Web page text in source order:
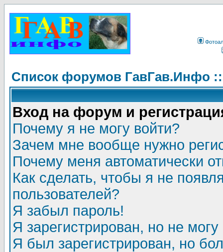
Список форумов ГавГав.Инфо
Вход на форум и
Почему я не могу войти?
Зачем мне вообще нужно
Почему меня автоматически
Как сделать, чтобы я не
пользователей?
Я забыл пароль!
Я зарегистрирован, но не могу
Я был зарегистрирован, но